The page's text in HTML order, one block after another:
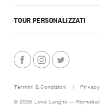
TOUR PERSONALIZZATI
Termini & Condizioni |
Privacy
© 2026 Love Langhe —